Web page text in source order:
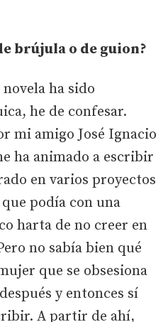
brújula o de guion?
ha sido
he de confesar.
mi amigo José Ignacio
ha animado a escribir
en varios proyectos
podía con una
harta de no creer en
no sabía bien qué
que se obsesiona
y entonces sí
A partir de ahí,